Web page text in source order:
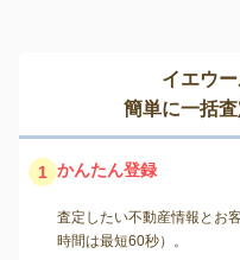
イエウ
簡単に一括
1 かんたん登録
査定したい不動産情報とお
時間は最短60秒）。